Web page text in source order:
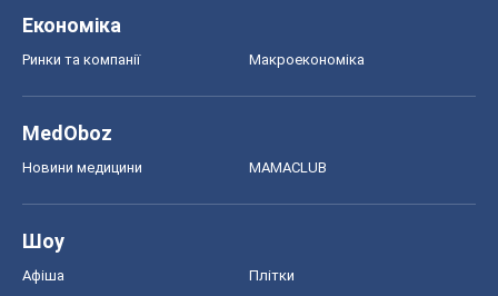
Економіка
Ринки та компанії Макроекономіка
MedOboz
Новини медицини MAMACLUB
Шоу
Афіша Плітки